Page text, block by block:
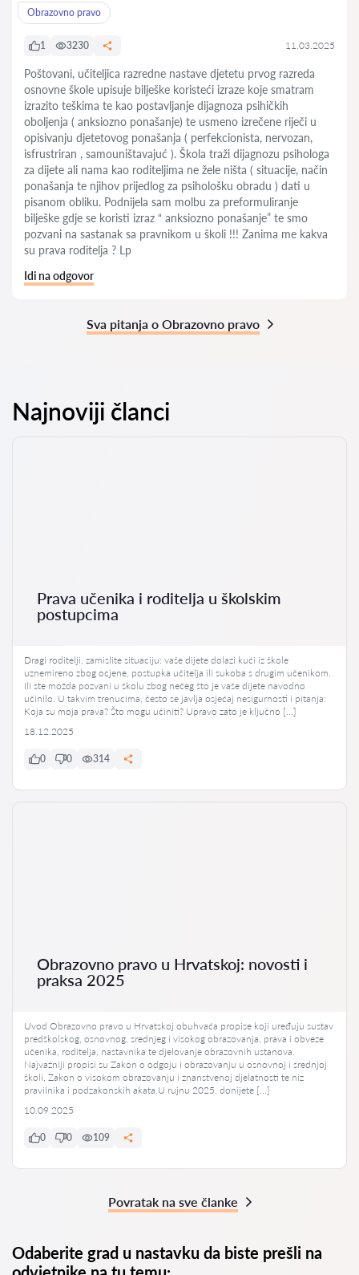
Obrazovno pravo
1 3230 11.03.2025
Poštovani, učiteljica razredne nastave djetetu prvog razreda
osnovne škole upisuje bilješke koristeći izraze koje smatram
izrazito teškima te kao postavljanje dijagnoza psihičkih
oboljenja ( anksiozno ponašanje) te usmeno izrečene riječi u
opisivanju djetetovog ponašanja ( perfekcionista, nervozan,
isfrustriran , samouništavajuć ). Škola traži dijagnozu psihologa
za dijete ali nama kao roditeljima ne žele ništa ( situacije, način
ponašanja te njihov prijedlog za psihološku obradu ) dati u
pisanom obliku. Podnijela sam molbu za preformuliranje
bilješke gdje se koristi izraz “ anksiozno ponašanje” te smo
pozvani na sastanak sa pravnikom u školi !!! Zanima me kakva
su prava roditelja ? Lp
Idi na odgovor
Sva pitanja o Obrazovno pravo
Najnoviji članci
Prava učenika i roditelja u školskim
postupcima
Dragi roditelji, zamislite situaciju: vaše dijete dolazi kući iz škole
uznemireno zbog ocjene, postupka učitelja ili sukoba s drugim učenikom.
Ili ste možda pozvani u školu zbog nečeg što je vaše dijete navodno
učinilo. U takvim trenucima, često se javlja osjećaj nesigurnosti i pitanja:
Koja su moja prava? Što mogu učiniti? Upravo zato je ključno […]
18.12.2025
0 0 314
Obrazovno pravo u Hrvatskoj: novosti i
praksa 2025
Uvod Obrazovno pravo u Hrvatskoj obuhvaća propise koji uređuju sustav
predškolskog, osnovnog, srednjeg i visokog obrazovanja, prava i obveze
učenika, roditelja, nastavnika te djelovanje obrazovnih ustanova.
Najvažniji propisi su Zakon o odgoju i obrazovanju u osnovnoj i srednjoj
školi, Zakon o visokom obrazovanju i znanstvenoj djelatnosti te niz
pravilnika i podzakonskih akata.U rujnu 2025. donijete […]
10.09.2025
0 0 109
Povratak na sve članke
Odaberite grad u nastavku da biste prešli na